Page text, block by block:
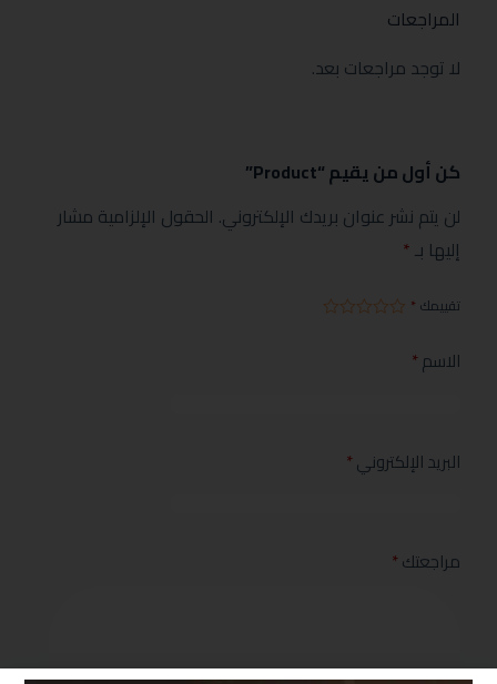
المراجعات
لا توجد مراجعات بعد.
كن أول من يقيم “Product”
لن يتم نشر عنوان بريدك الإلكتروني. الحقول الإلزامية مشار
إليها بـ*
تقييمك *
الاسم*
البريد الإلكتروني*
مراجعتك*